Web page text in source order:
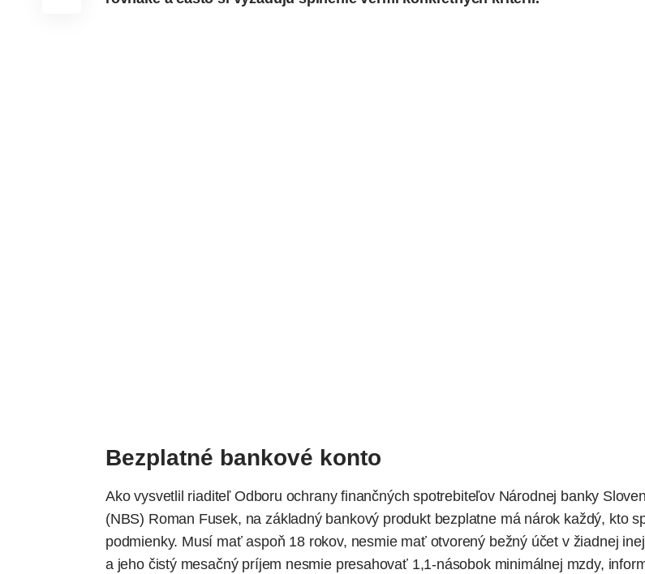
Bezplatné bankové konto
Ako vysvetlil riaditeľ Odboru ochrany finančných spotrebiteľov Národnej banky
(NBS) Roman Fusek, na základný bankový produkt bezplatne má nárok každý, kto
podmienky. Musí mať aspoň 18 rokov, nesmie mať otvorený bežný účet v žiadnej inej
a jeho čistý mesačný príjem nesmie presahovať 1,1-násobok minimálnej mzdy,